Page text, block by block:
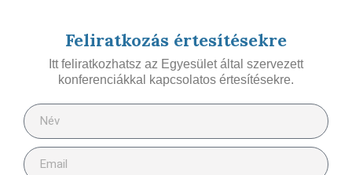
Feliratkozás értesítésekre
Itt feliratkozhatsz az Egyesület által szervezett
konferenciákkal kapcsolatos értesítésekre.